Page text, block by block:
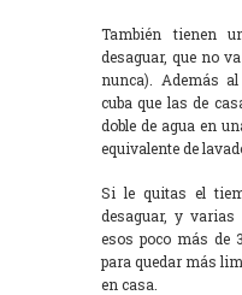
También tienen
desaguar, que no
nunca). Además
cuba que las de
doble de agua en
equivalente de
Si le quitas el
desaguar, y varias
esos poco más de
para quedar más
en casa.